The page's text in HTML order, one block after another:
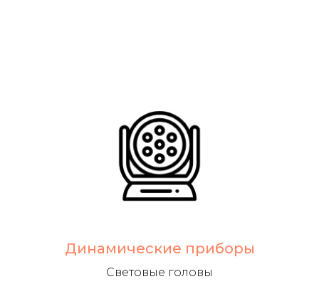
Динамические приборы
Световые головы